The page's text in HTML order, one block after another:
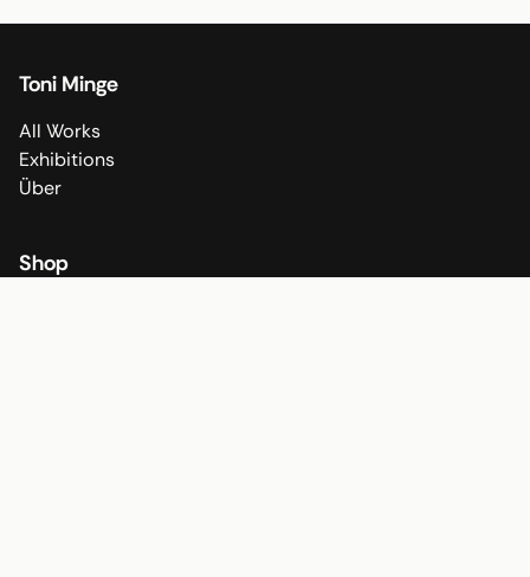
Toni Minge
All Works
Exhibitions
Über
Shop